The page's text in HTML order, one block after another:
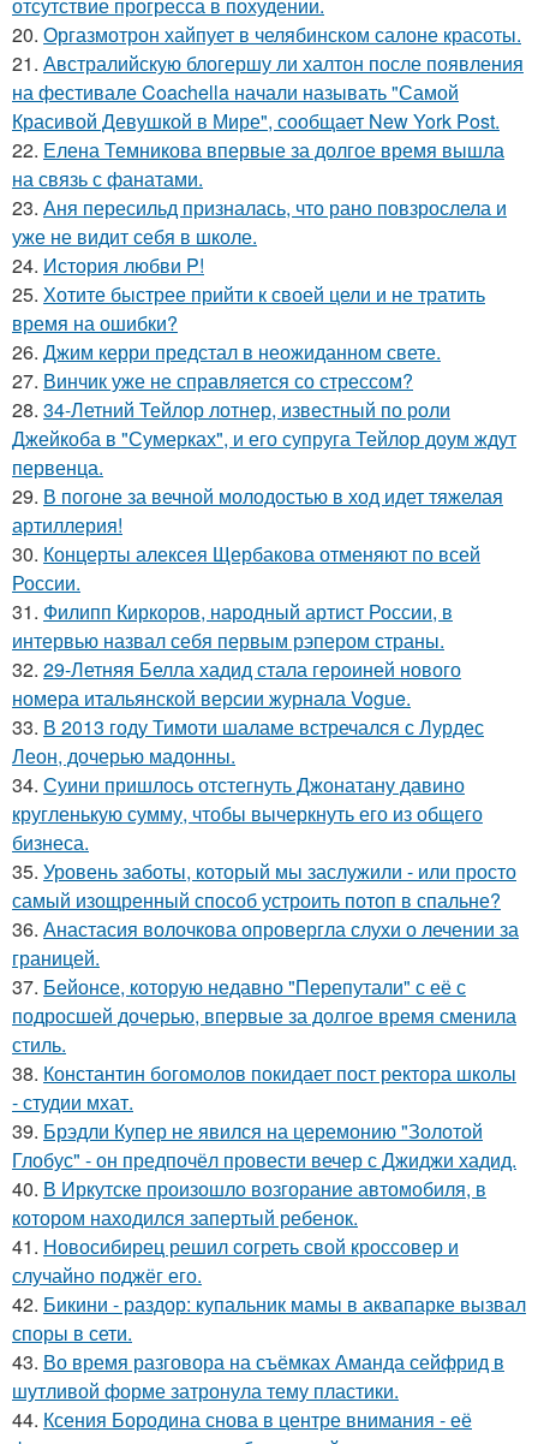
20. Оргазмотрон хайпует в челябинском салоне красоты.
21. Австралийскую блогершу ли халтон после появления
на фестивале Coachella начали называть "Самой
Красивой Девушкой в Мире", сообщает New York Post.
22. Елена Темникова впервые за долгое время вышла
на связь с фанатами.
23. Аня пересильд призналась, что рано повзрослела и
уже не видит себя в школе.
24. История любви P!
25. Хотите быстрее прийти к своей цели и не тратить
время на ошибки?
26. Джим керри предстал в неожиданном свете.
27. Винчик уже не справляется со стрессом?
28. 34-Летний Тейлор лотнер, известный по роли
Джейкоба в "Сумерках", и его супруга Тейлор доум ждут
первенца.
29. В погоне за вечной молодостью в ход идет тяжелая
артиллерия!
30. Концерты алексея Щербакова отменяют по всей
России.
31. Филипп Киркоров, народный артист России, в
интервью назвал себя первым рэпером страны.
32. 29-Летняя Белла хадид стала героиней нового
номера итальянской версии журнала Vogue.
33. В 2013 году Тимоти шаламе встречался с Лурдес
Леон, дочерью мадонны.
34. Суини пришлось отстегнуть Джонатану давино
кругленькую сумму, чтобы вычеркнуть его из общего
бизнеса.
35. Уровень заботы, который мы заслужили - или просто
самый изощренный способ устроить потоп в спальне?
36. Анастасия волочкова опровергла слухи о лечении за
границей.
37. Бейонсе, которую недавно "Перепутали" с её с
подросшей дочерью, впервые за долгое время сменила
стиль.
38. Константин богомолов покидает пост ректора школы
- студии мхат.
39. Брэдли Купер не явился на церемонию "Золотой
Глобус" - он предпочёл провести вечер с Джиджи хадид.
40. В Иркутске произошло возгорание автомобиля, в
котором находился запертый ребенок.
41. Новосибирец решил согреть свой кроссовер и
случайно поджёг его.
42. Бикини - раздор: купальник мамы в аквапарке вызвал
споры в сети.
43. Во время разговора на съёмках Аманда сейфрид в
шутливой форме затронула тему пластики.
44. Ксения Бородина снова в центре внимания - её